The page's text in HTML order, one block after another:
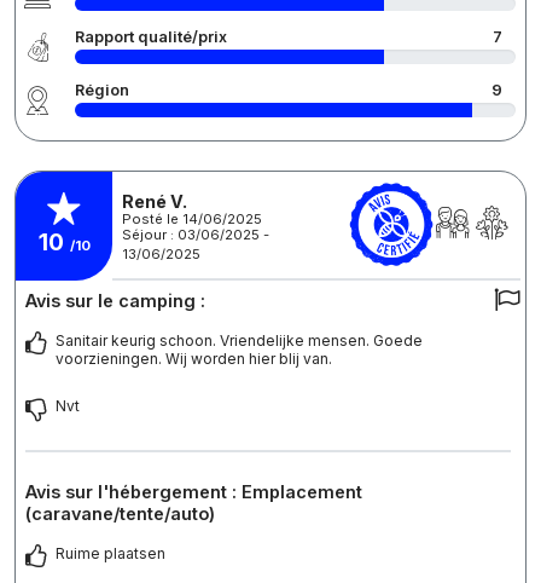
Rapport qualité/prix 7
Région 9
10 /10
René V.
Posté le 14/06/2025
Séjour : 03/06/2025 -
13/06/2025
Avis sur le camping :
Sanitair keurig schoon. Vriendelijke mensen. Goede
voorzieningen. Wij worden hier blij van.
Nvt
Avis sur l'hébergement : Emplacement
(caravane/tente/auto)
Ruime plaatsen